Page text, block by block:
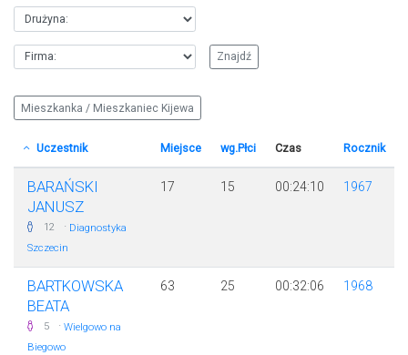
Mieszkanka / Mieszkaniec Kijewa
Uczestnik Miejsce wg.Płci Czas Rocznik
BARAŃSKI
JANUSZ
12 · Diagnostyka
Szczecin
17 15 00:24:10 1967
BARTKOWSKA
BEATA
5 · Wielgowo na
Biegowo
63 25 00:32:06 1968